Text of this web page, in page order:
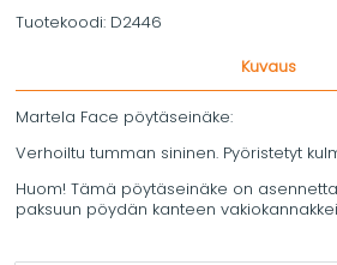
Tuotekoodi: D2446
Kuvaus
Martela Face pöytäseinäke:
Verhoiltu tumman sininen. Pyöristetyt
Huom! Tämä pöytäseinäke on
paksuun pöydän kanteen